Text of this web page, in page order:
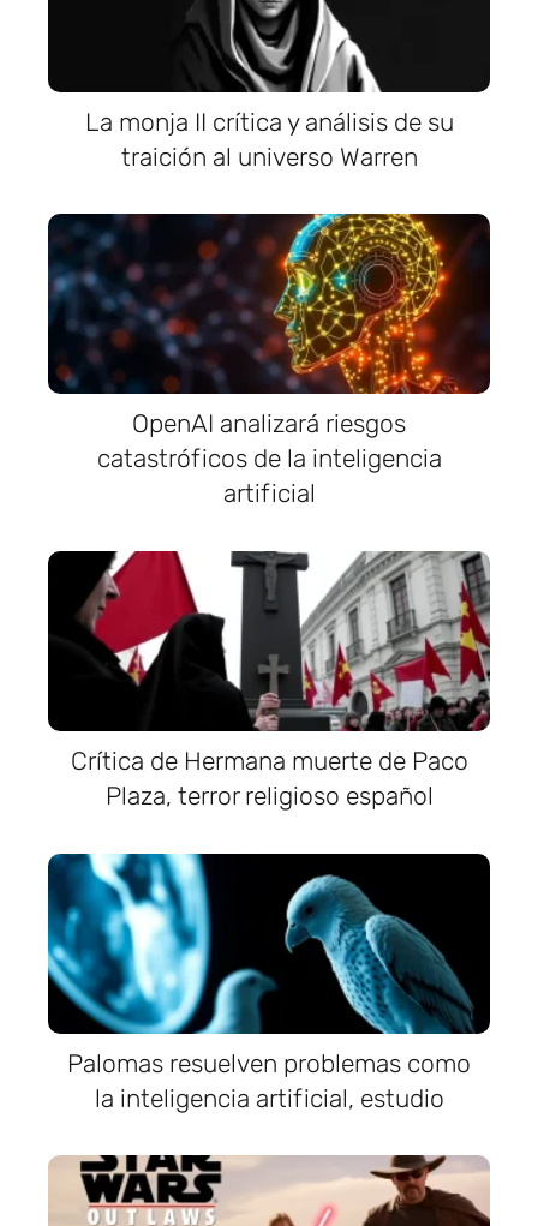
La monja II crítica y análisis de su
traición al universo Warren
OpenAI analizará riesgos
catastróficos de la inteligencia
artificial
Crítica de Hermana muerte de Paco
Plaza, terror religioso español
Palomas resuelven problemas como
la inteligencia artificial, estudio